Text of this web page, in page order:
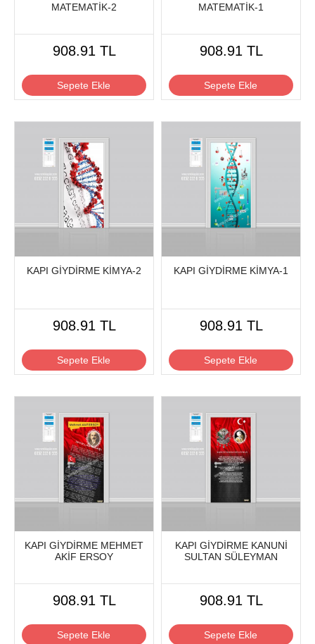
MATEMATİK-2
908.91 TL
Sepete Ekle
MATEMATİK-1
908.91 TL
Sepete Ekle
KAPI GİYDİRME KİMYA-2
908.91 TL
Sepete Ekle
KAPI GİYDİRME KİMYA-1
908.91 TL
Sepete Ekle
KAPI GİYDİRME MEHMET
AKİF ERSOY
908.91 TL
Sepete Ekle
KAPI GİYDİRME KANUNİ
SULTAN SÜLEYMAN
908.91 TL
Sepete Ekle